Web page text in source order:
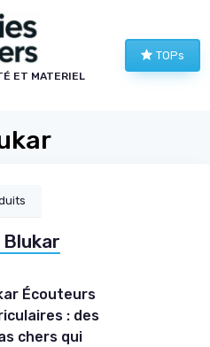
ET MATERIEL
TOPs
Écouteurs
: des
chers qui